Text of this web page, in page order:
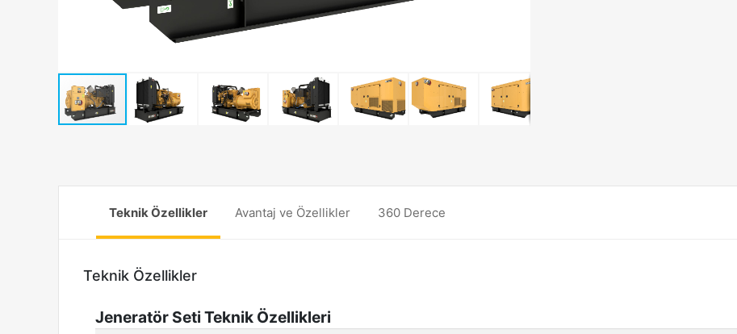
Teknik Özellikler Avantaj ve Özellikler 360 Derece
Teknik Özellikler
Jeneratör Seti Teknik Özellikleri